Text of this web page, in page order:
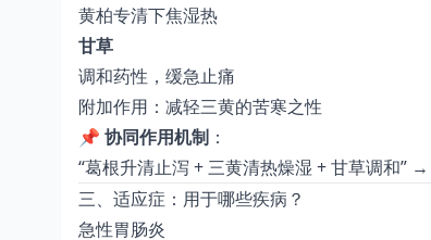
黄柏专清下焦湿热
甘草
调和药性，缓急止痛
附加作用：减轻三黄的苦寒之性
📌 协同作用机制 ：
“葛根升清止泻 + 三黄清热燥湿 + 甘草调和”
三、适应症：用于哪些疾病？
急性胃肠炎